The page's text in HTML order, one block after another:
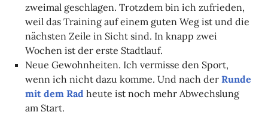
zweimal geschlagen. Trotzdem bin ich zufrieden,
weil das Training auf einem guten Weg ist und die
nächsten Zeile in Sicht sind. In knapp zwei
Wochen ist der erste Stadtlauf.
Neue Gewohnheiten. Ich vermisse den Sport,
wenn ich nicht dazu komme. Und nach derRunde
mit dem Rad heute ist noch mehr Abwechslung
am Start.